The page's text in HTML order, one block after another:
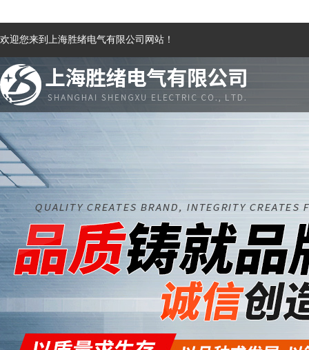
欢迎您来到上海胜绪电气有限公司网站！